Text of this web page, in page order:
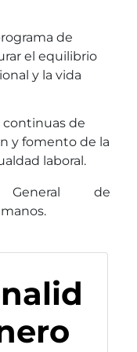
de
el equilibrio
y la vida
continuas de
y fomento de la
laboral.
de